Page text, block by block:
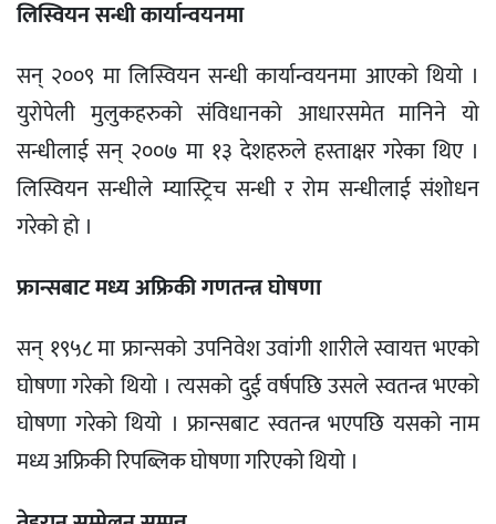
लिस्वियन सन्धी कार्यान्वयनमा
सन् २००९ मा लिस्वियन सन्धी कार्यान्वयनमा आएको थियो ।
युरोपेली मुलुकहरुको संविधानको आधारसमेत मानिने यो
सन्धीलाई सन् २००७ मा १३ देशहरुले हस्ताक्षर गरेका थिए ।
लिस्वियन सन्धीले म्यास्ट्रिच सन्धी र रोम सन्धीलाई संशोधन
गरेको हो ।
फ्रान्सबाट मध्य अफ्रिकी गणतन्त्र घोषणा
सन् १९५८ मा फ्रान्सको उपनिवेश उवांगी शारीले स्वायत्त भएको
घोषणा गरेको थियो । त्यसको दुई वर्षपछि उसले स्वतन्त्र भएको
घोषणा गरेको थियो । फ्रान्सबाट स्वतन्त्र भएपछि यसको नाम
मध्य अफ्रिकी रिपब्लिक घोषणा गरिएको थियो ।